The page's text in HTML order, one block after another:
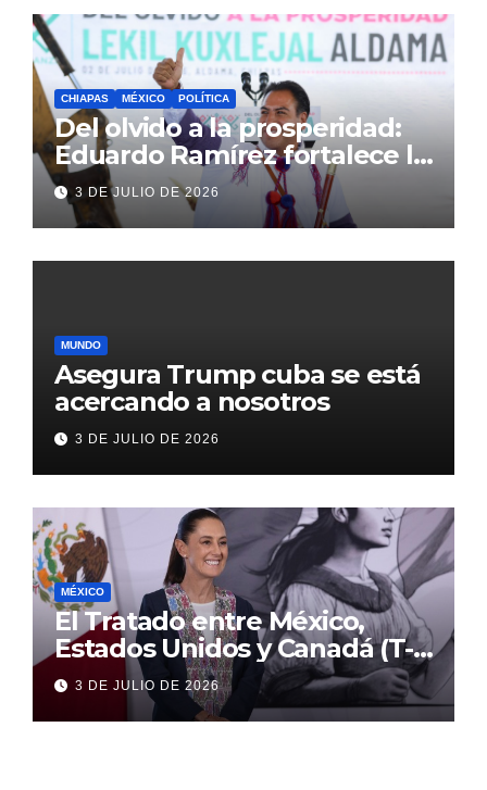
CHIAPAS MÉXICO POLÍTICA
Del olvido a la prosperidad:
Eduardo Ramírez fortalece la
transformación de Aldama
con inversión histórica
3 DE JULIO DE 2026
MUNDO
Asegura Trump cuba se está
acercando a nosotros
3 DE JULIO DE 2026
MÉXICO
El Tratado entre México,
Estados Unidos y Canadá (T-
MEC) se mantiene hasta el
2036: Presidenta Claudia
Sheinbaum
3 DE JULIO DE 2026